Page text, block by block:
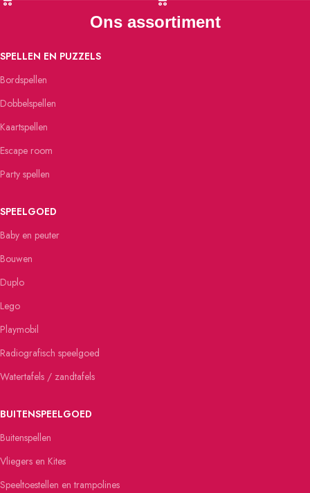
Ons assortiment
SPELLEN EN PUZZELS
Bordspellen
Dobbelspellen
Kaartspellen
Escape room
Party spellen
SPEELGOED
Baby en peuter
Bouwen
Duplo
Lego
Playmobil
Radiografisch speelgoed
Watertafels / zandtafels
BUITENSPEELGOED
Buitenspellen
Vliegers en Kites
Speeltoestellen en trampolines